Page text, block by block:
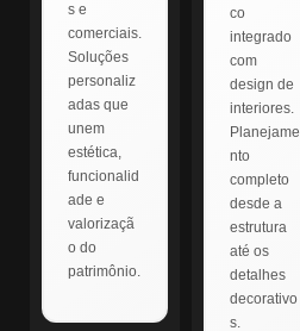
s e
comerciais.
Soluções
personaliz
adas que
unem
estética,
funcionalid
ade e
valorizaçã
o do
patrimônio.
co
integrado
com
design de
interiores.
Planejame
nto
completo
desde a
estrutura
até os
detalhes
decorativo
s.